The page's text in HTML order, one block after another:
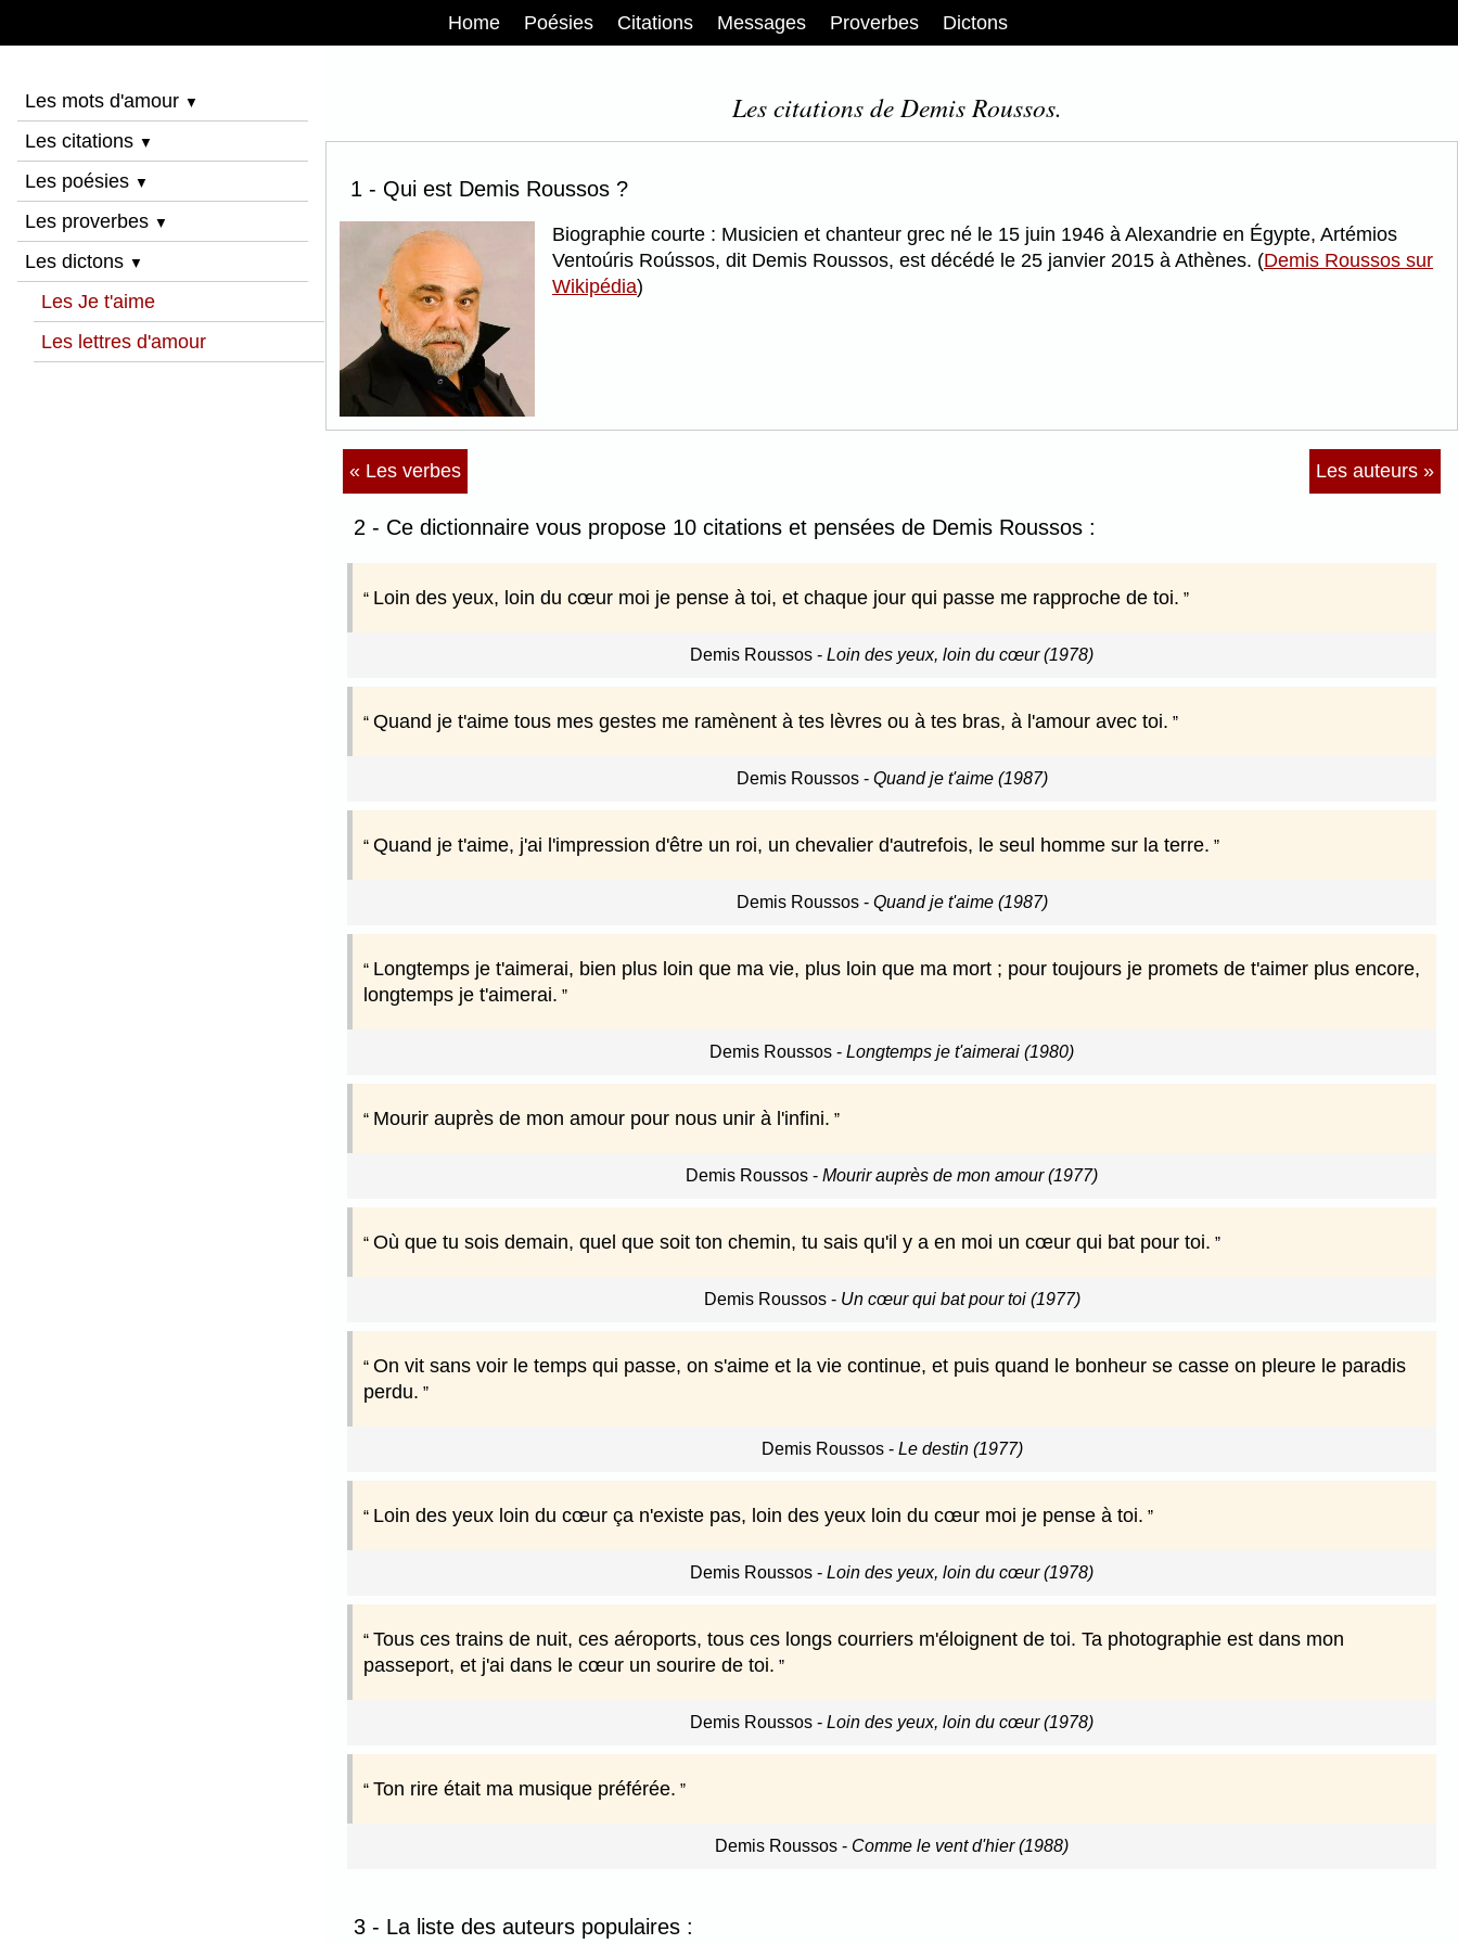
Home Poésies Citations Messages Proverbes Dictons
Les mots d'amour ▼
Les citations ▼
Les poésies ▼
Les proverbes ▼
Les dictons ▼
Les Je t'aime
Les lettres d'amour
Les citations de Demis Roussos.
1 - Qui est Demis Roussos ?
Biographie courte : Musicien et chanteur grec né le 15 juin 1946 à Alexandrie en Égypte, Artémios
Ventoúris Roússos, dit Demis Roussos, est décédé le 25 janvier 2015 à Athènes. (Demis Roussos sur
Wikipédia)
« Les verbes Les auteurs »
2 - Ce dictionnaire vous propose 10 citations et pensées de Demis Roussos :
Loin des yeux, loin du cœur moi je pense à toi, et chaque jour qui passe me rapproche de toi.
Demis Roussos - Loin des yeux, loin du cœur (1978)
Quand je t'aime tous mes gestes me ramènent à tes lèvres ou à tes bras, à l'amour avec toi.
Demis Roussos- Quand je t'aime (1987)
Quand je t'aime, j'ai l'impression d'être un roi, un chevalier d'autrefois, le seul homme sur la terre.
Demis Roussos- Quand je t'aime (1987)
Longtemps je t'aimerai, bien plus loin que ma vie, plus loin que ma mort ; pour toujours je promets de t'aimer plus encore,
longtemps je t'aimerai.
Demis Roussos - Longtemps je t'aimerai (1980)
Mourir auprès de mon amour pour nous unir à l'infini.
Demis Roussos - Mourir auprès de mon amour (1977)
Où que tu sois demain, quel que soit ton chemin, tu sais qu'il y a en moi un cœur qui bat pour toi.
Demis Roussos- Un cœur qui bat pour toi (1977)
On vit sans voir le temps qui passe, on s'aime et la vie continue, et puis quand le bonheur se casse on pleure le paradis
perdu.
Demis Roussos- Le destin (1977)
Loin des yeux loin du cœur ça n'existe pas, loin des yeux loin du cœur moi je pense à toi.
Demis Roussos - Loin des yeux, loin du cœur (1978)
Tous ces trains de nuit, ces aéroports, tous ces longs courriers m'éloignent de toi. Ta photographie est dans mon
passeport, et j'ai dans le cœur un sourire de toi.
Demis Roussos - Loin des yeux, loin du cœur (1978)
Ton rire était ma musique préférée.
Demis Roussos - Comme le vent d'hier (1988)
3 - La liste des auteurs populaires :